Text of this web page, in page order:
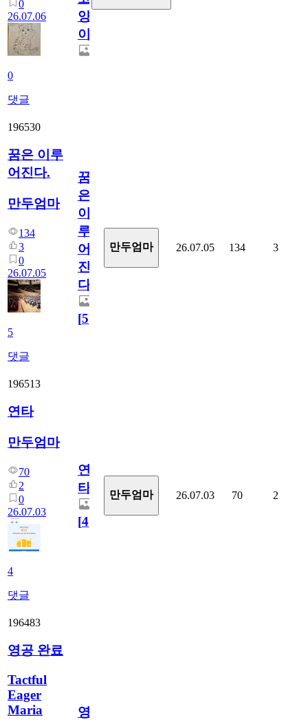
0
26.07.06
0
댓글
양
이
196530
꿈은 이루
어진다.
만두엄마
134
3
0
26.07.05
5
댓글
꿈
은
이
루
어
진
다.
[5]
만두엄마 26.07.05 134 3
196513
연타
만두엄마
70
2
0
26.07.03
4
댓글
연
타
[4]
만두엄마 26.07.03 70 2
196483
영공 완료
Tactful
Eager
Maria
영